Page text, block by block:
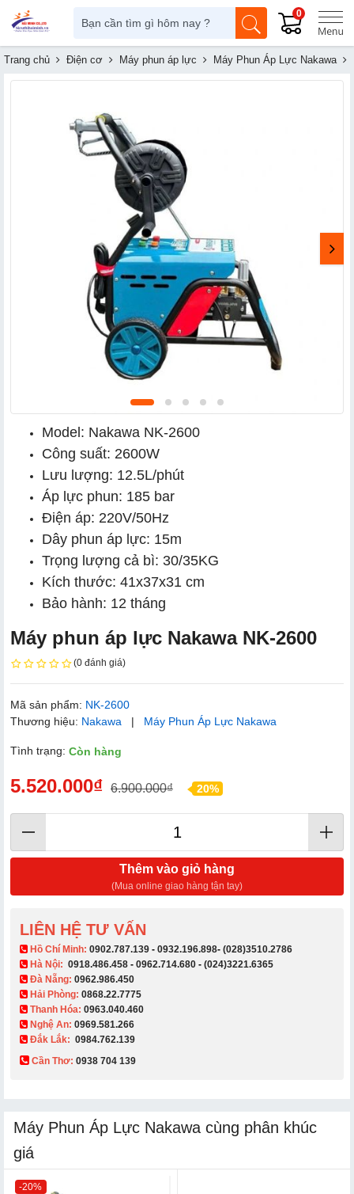
0
Trang chủ Điện cơ Máy phun áp lực Máy Phun Áp Lực Nakawa
Model: Nakawa NK-2600
Công suất: 2600W
Lưu lượng: 12.5L/phút
Áp lực phun: 185 bar
Điện áp: 220V/50Hz
Dây phun áp lực: 15m
Trọng lượng cả bì: 30/35KG
Kích thước: 41x37x31 cm
Bảo hành: 12 tháng
Máy phun áp lực Nakawa NK-2600
(0 đánh giá)
Mã sản phẩm: NK-2600
Thương hiệu: Nakawa | Máy Phun Áp Lực Nakawa
Tình trạng: Còn hàng
5.520.000₫ 6.900.000₫ 20%
Thêm vào giỏ hàng
(Mua online giao hàng tận tay)
LIÊN HỆ TƯ VẤN
​ Hồ Chí Minh: 0902.787.139 - 0932.196.898- (028)3510.2786
Hà Nội: 0918.486.458 - 0962.714.680 - (024)3221.6365
Đà Nẵng: 0962.986.450
Hải Phòng: 0868.22.7775
Thanh Hóa: 0963.040.460
Nghệ An: 0969.581.266
Đắk Lắk: 0984.762.139
Cần Thơ: 0938 704 139​
Máy Phun Áp Lực Nakawa cùng phân khúc
giá
-20%